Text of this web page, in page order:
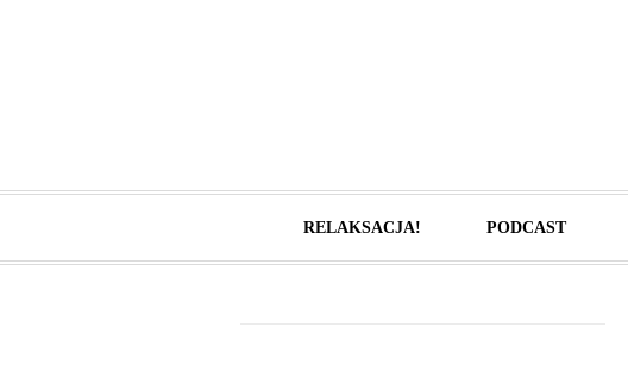
RELAKSACJA! PODCAST